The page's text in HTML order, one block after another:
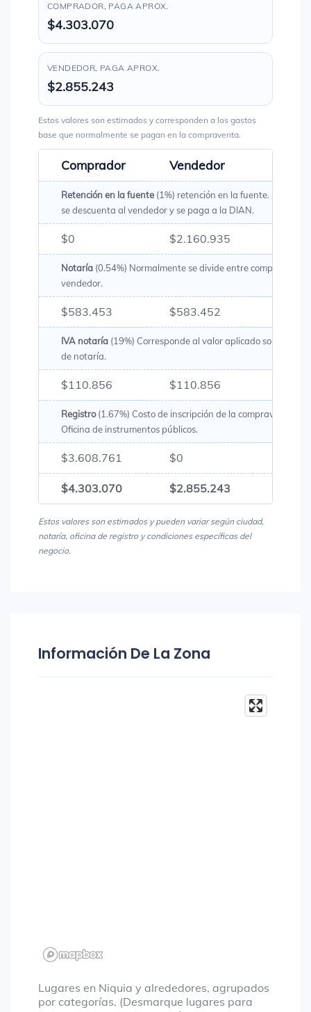
COMPRADOR, PAGA APROX.
$4.303.070
VENDEDOR, PAGA APROX.
$2.855.243
Estos valores son estimados y corresponden a los gastos
base que normalmente se pagan en la compraventa.
Comprador Vendedor
Retención en la fuente (1%) retención en la fuente. Es un
se descuenta al vendedor y se paga a la DIAN.
$0 $2.160.935
Notaría (0.54%) Normalmente se divide entre comprador y
vendedor.
$583.453 $583.452
IVA notaría (19%) Corresponde al valor aplicado sobre los
de notaría.
$110.856 $110.856
Registro(1.67%) Costo de inscripción de la compraventa en
Oficina de instrumentos públicos.
$3.608.761 $0
$4.303.070 $2.855.243
Estos valores son estimados y pueden variar según ciudad,
notaría, oficina de registro y condiciones específicas del
negocio.
Información De La Zona
Lugares en Niquia y alrededores, agrupados
por categorías. (Desmarque lugares para